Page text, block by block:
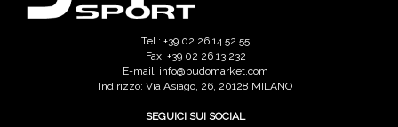
Tel.: +39 02 26 14 52 55
Fax: +39 02 26 13 232
E-mail: info@budomarket.com
Indirizzo: Via Asiago, 26, 20128 MILANO
SEGUICI SUI SOCIAL